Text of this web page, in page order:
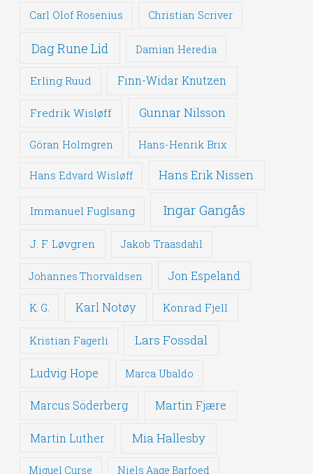
Carl Olof Rosenius Christian Scriver
Dag Rune Lid Damian Heredia
Erling Ruud Finn-Widar Knutzen
Fredrik Wisløff Gunnar Nilsson
Göran Holmgren Hans-Henrik Brix
Hans Edvard Wisløff Hans Erik Nissen
Immanuel Fuglsang Ingar Gangås
J. F. Løvgren Jakob Traasdahl
Johannes Thorvaldsen Jon Espeland
K. G. Karl Notøy Konrad Fjell
Kristian Fagerli Lars Fossdal
Ludvig Hope Marca Ubaldo
Marcus Söderberg Martin Fjære
Martin Luther Mia Hallesby
Miguel Curse Niels Aage Barfoed